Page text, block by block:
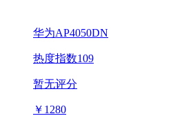
华为AP4050DN
热度指数109
暂无评分
￥ 1280